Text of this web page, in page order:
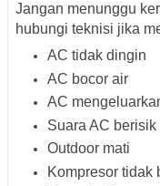
Jangan menunggu
hubungi teknisi jika
AC tidak dingin
AC bocor air
AC
Suara AC berisik
Outdoor mati
Kompresor tidak